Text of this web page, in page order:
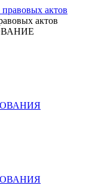
актов